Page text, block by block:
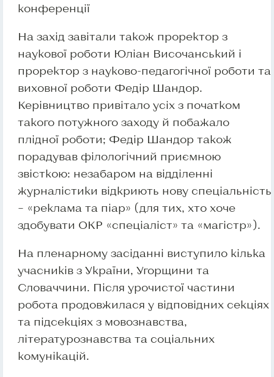
конференції
На захід завітали також проректор з
наукової роботи Юліан Височанський і
проректор з науково-педагогічної роботи та
виховної роботи Федір Шандор.
Керівництво привітало усіх з початком
такого потужного заходу й побажало
плідної роботи; Федір Шандор також
порадував філологічний приємною
звісткою: незабаром на відділенні
журналістики відкриють нову спеціальність
– «реклама та піар» (для тих, хто хоче
здобувати ОКР «спеціаліст» та «магістр»).
На пленарному засіданні виступило кілька
учасників з України, Угорщини та
Словаччини. Після урочистої частини
робота продовжилася у відповідних секціях
та підсекціях з мовознавства,
літературознавства та соціальних
комунікацій.